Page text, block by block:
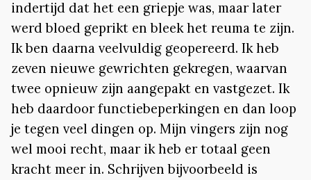
indertijd dat het een griepje was, maar later
werd bloed geprikt en bleek het reuma te zijn.
Ik ben daarna veelvuldig geopereerd. Ik heb
zeven nieuwe gewrichten gekregen, waarvan
twee opnieuw zijn aangepakt en vastgezet. Ik
heb daardoor functiebeperkingen en dan loop
je tegen veel dingen op. Mijn vingers zijn nog
wel mooi recht, maar ik heb er totaal geen
kracht meer in. Schrijven bijvoorbeeld is